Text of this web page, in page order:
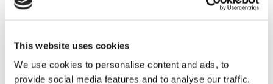
This website uses cookies
We use cookies to personalise content and ads, to
provide social media features and to analyse our traffic.